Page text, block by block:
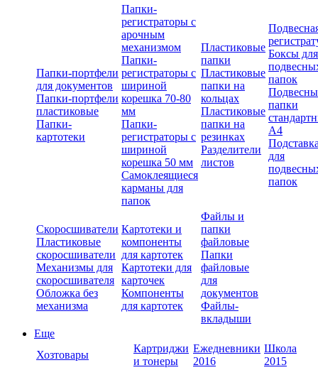
Папки-портфели
для документов
Папки-портфели
пластиковые
Папки-
картотеки
Папки-
регистраторы с
арочным
механизмом
Папки-
регистраторы с
шириной
корешка 70-80
мм
Папки-
регистраторы с
шириной
корешка 50 мм
Самоклеящиеся
карманы для
папок
Пластиковые
папки
Пластиковые
папки на
кольцах
Пластиковые
папки на
резинках
Разделители
листов
Боксы для
папок
папки
А4
для
папок
Скоросшиватели
Пластиковые
скоросшиватели
Механизмы для
скоросшивателя
Обложка без
механизма
Картотеки и
компоненты
для картотек
Картотеки для
карточек
Компоненты
для картотек
Файлы и
папки
файловые
Папки
файловые
для
документов
Файлы-
вкладыши
Еще
Хозтовары
Картриджи
и тонеры
Ежедневники
2016
Школа
2015